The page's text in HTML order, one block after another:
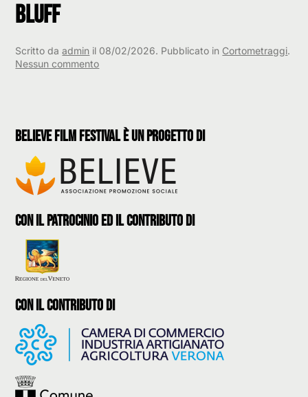
Bluff
Scritto daadmin il 08/02/2026. Pubblicato in Cortometraggi.
Nessun commentosu
believe film festival è un progetto di
con il patrocinio ed il contributo di
con il contributo di